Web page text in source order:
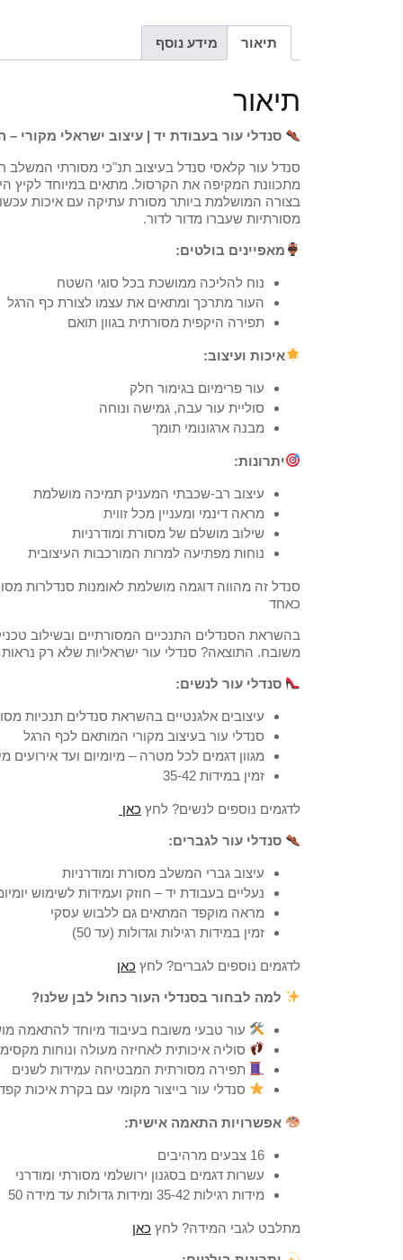
תיאור מידע נוסף
תיאור
סנדלי עור בעבודת יד | עיצוב ישראלי מקורי
סנדל עור קלאסי סנדל בעיצוב תנ"כי מסורתי
מתכוונת המקיפה את הקרסול. מתאים במיוחד לקיץ
בצורה המושלמת ביותר מסורת עתיקה עם איכות
מסורתיות שעברו מדור לדור.
מאפיינים בולטים:
נוח להליכה ממושכת בכל סוגי השטח
העור מתרכך ומתאים את עצמו לצורת כף הרגל
תפירה היקפית מסורתית בגוון תואם
איכות ועיצוב:
עור פרימיום בגימור חלק
סוליית עור עבה, גמישה ונוחה
מבנה ארגונומי תומך
יתרונות:
עיצוב רב-שכבתי המעניק תמיכה מושלמת
מראה דינמי ומעניין מכל זווית
שילוב מושלם של מסורת ומודרניות
נוחות מפתיעה למרות המורכבות העיצובית
סנדל זה מהווה דוגמה מושלמת לאומנות סנדלרות
כאחד
בהשראת הסנדלים התנכיים המסורתיים ובשילוב
משובח. התוצאה? סנדלי עור ישראליות שלא רק
סנדלי עור לנשים:
עיצובים אלגנטיים בהשראת סנדלים תנכיות
סנדלי עור בעיצוב מקורי המותאם לכף הרגל
מגוון דגמים לכל מטרה – מיומיום ועד אירועים
זמין במידות 35-42
לדגמים נוספים לנשים? לחץ כאן
סנדלי עור לגברים:
עיצוב גברי המשלב מסורת ומודרניות
נעליים בעבודת יד – חוזק ועמידות לשימוש
מראה מוקפד המתאים גם ללבוש עסקי
זמין במידות רגילות וגדולות (עד 50)
לדגמים נוספים לגברים? לחץ כאן
למה לבחור בסנדלי העור כחול לבן שלנו?
עור טבעי משובח בעיבוד מיוחד להתאמה
סוליה איכותית לאחיזה מעולה ונוחות
תפירה מסורתית המבטיחה עמידות לשנים
סנדלי עור בייצור מקומי עם בקרת איכות
אפשרויות התאמה אישית:
16 צבעים מרהיבים
עשרות דגמים בסגנון ירושלמי מסורתי ומודרני
מידות רגילות 35-42 ומידות גדולות עד מידה 50
מתלבט לגבי המידה? לחץ כאן